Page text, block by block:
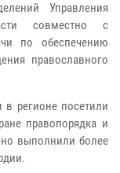
Управления
совместно с
по обеспечению
православного
регионе посетили
правопорядка и
выполнили более